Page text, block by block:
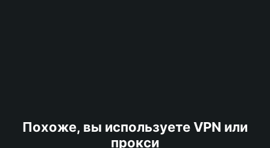
Похоже, вы используете VPN или
прокси